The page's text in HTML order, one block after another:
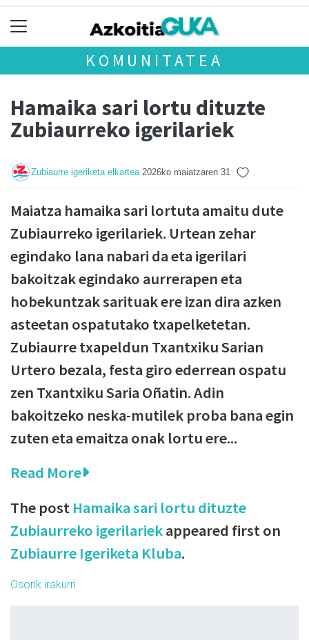
KOMUNITATEA
Hamaika sari lortu dituzte
Zubiaurreko igerilariek
Zubiaurre igeriketa elkartea 2026ko maiatzaren 31
Maiatza hamaika sari lortuta amaitu dute
Zubiaurreko igerilariek. Urtean zehar
egindako lana nabari da eta igerilari
bakoitzak egindako aurrerapen eta
hobekuntzak sarituak ere izan dira azken
asteetan ospatutako txapelketetan.
Zubiaurre txapeldun Txantxiku Sarian
Urtero bezala, festa giro ederrean ospatu
zen Txantxiku Saria Oñatin. Adin
bakoitzeko neska-mutilek proba bana egin
zuten eta emaitza onak lortu ere...
Read More
The post Hamaika sari lortu dituzte
Zubiaurreko igerilariekappeared first on
Zubiaurre Igeriketa Kluba.
Osorik irakurri